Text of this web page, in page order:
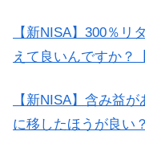
【新NISA】300％リ
えて良いんですか？
【新NISA】含み益
に移したほうが良い？